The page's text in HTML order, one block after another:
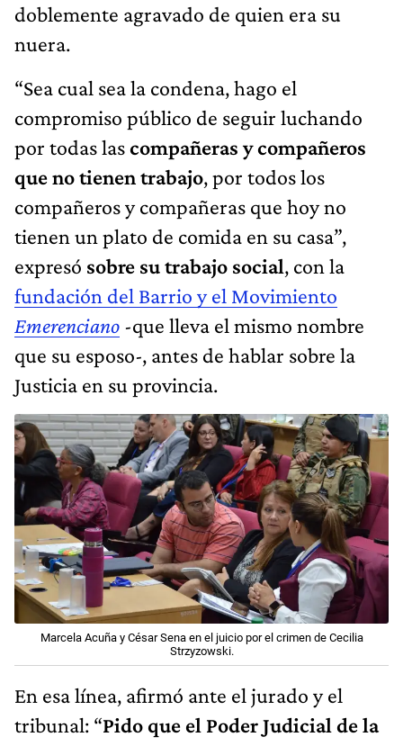
doblemente agravado de quien era su
nuera.
“Sea cual sea la condena, hago el
compromiso público de seguir luchando
por todas lascompañeras y compañeros
que no tienen trabajo, por todos los
compañeros y compañeras que hoy no
tienen un plato de comida en su casa”,
expresó sobre su trabajo social, con la
fundación del Barrio y el Movimiento
Emerenciano -que lleva el mismo nombre
que su esposo-, antes de hablar sobre la
Justicia en su provincia.
Marcela Acuña y César Sena en el juicio por el crimen de Cecilia
Strzyzowski.
En esa línea, afirmó ante el jurado y el
tribunal: “Pido que el Poder Judicial de la